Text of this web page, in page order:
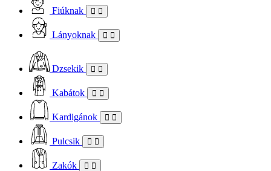
Fiúknak
Lányoknak
Dzsekik
Kabátok
Kardigánok
Pulcsik
Zakók